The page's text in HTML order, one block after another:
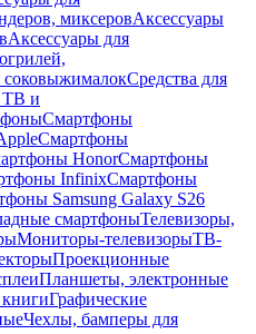
миксеровАксессуары
Аксессуары для
соковыжималокСредства для
ТВ и
Смартфоны
Смартфоны
HonorСмартфоны
InfinixСмартфоны
Samsung Galaxy S26
смартфоныТелевизоры,
Мониторы-телевизорыТВ-
Проекционные
Планшеты, электронные
Графические
Чехлы, бамперы для